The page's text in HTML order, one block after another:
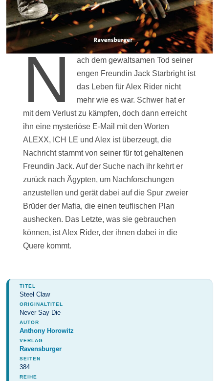
N
ach dem gewaltsamen Tod seiner
engen Freundin Jack Starbright ist
das Leben für Alex Rider nicht
mehr wie es war. Schwer hat er
mit dem Verlust zu kämpfen, doch dann erreicht
ihn eine mysteriöse E-Mail mit den Worten
ALEXX, ICH LE und Alex ist überzeugt, die
Nachricht stammt von seiner für tot gehaltenen
Freundin Jack. Auf der Suche nach ihr kehrt er
zurück nach Ägypten, um Nachforschungen
anzustellen und gerät dabei auf die Spur zweier
Brüder der Mafia, die einen teuflischen Plan
aushecken. Das Letzte, was sie gebrauchen
können, ist Alex Rider, der ihnen dabei in die
Quere kommt.
TITEL
Steel Claw
ORIGINALTITEL
Never Say Die
AUTOR
Anthony Horowitz
VERLAG
Ravensburger
SEITEN
384
REIHE